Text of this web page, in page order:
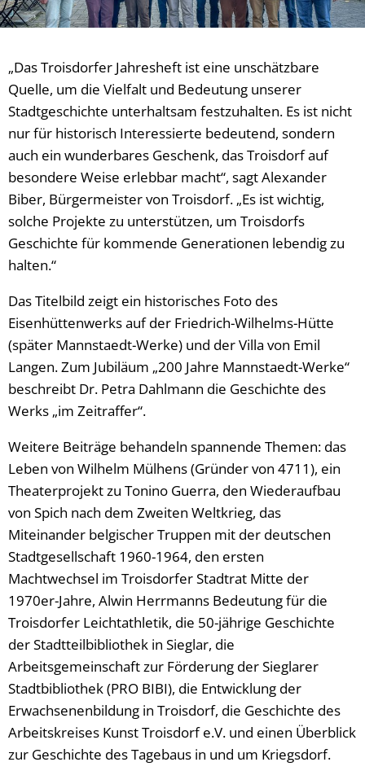
„Das Troisdorfer Jahresheft ist eine unschätzbare
Quelle, um die Vielfalt und Bedeutung unserer
Stadtgeschichte unterhaltsam festzuhalten. Es ist nicht
nur für historisch Interessierte bedeutend, sondern
auch ein wunderbares Geschenk, das Troisdorf auf
besondere Weise erlebbar macht“, sagt Alexander
Biber, Bürgermeister von Troisdorf. „Es ist wichtig,
solche Projekte zu unterstützen, um Troisdorfs
Geschichte für kommende Generationen lebendig zu
halten.“
Das Titelbild zeigt ein historisches Foto des
Eisenhüttenwerks auf der Friedrich-Wilhelms-Hütte
(später Mannstaedt-Werke) und der Villa von Emil
Langen. Zum Jubiläum „200 Jahre Mannstaedt-Werke“
beschreibt Dr. Petra Dahlmann die Geschichte des
Werks „im Zeitraffer“.
Weitere Beiträge behandeln spannende Themen: das
Leben von Wilhelm Mülhens (Gründer von 4711), ein
Theaterprojekt zu Tonino Guerra, den Wiederaufbau
von Spich nach dem Zweiten Weltkrieg, das
Miteinander belgischer Truppen mit der deutschen
Stadtgesellschaft 1960-1964, den ersten
Machtwechsel im Troisdorfer Stadtrat Mitte der
1970er-Jahre, Alwin Herrmanns Bedeutung für die
Troisdorfer Leichtathletik, die 50-jährige Geschichte
der Stadtteilbibliothek in Sieglar, die
Arbeitsgemeinschaft zur Förderung der Sieglarer
Stadtbibliothek (PRO BIBI), die Entwicklung der
Erwachsenenbildung in Troisdorf, die Geschichte des
Arbeitskreises Kunst Troisdorf e.V. und einen Überblick
zur Geschichte des Tagebaus in und um Kriegsdorf.